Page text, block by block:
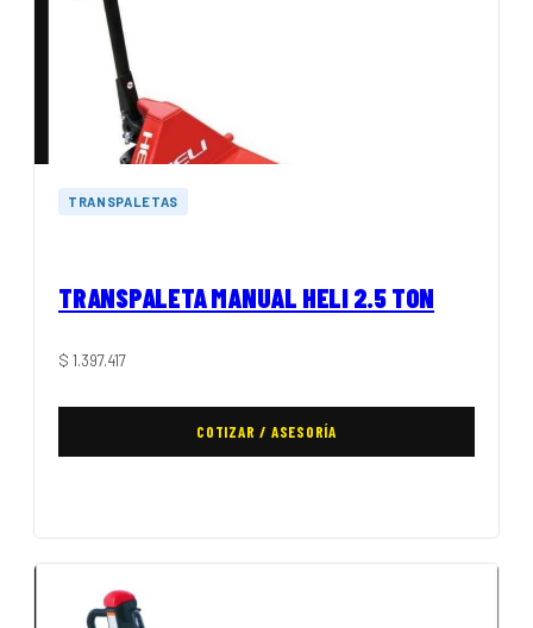
TRANSPALETAS
TRANSPALETA MANUAL HELI 2.5 TON
$ 1.397.417
COTIZAR / ASESORÍA